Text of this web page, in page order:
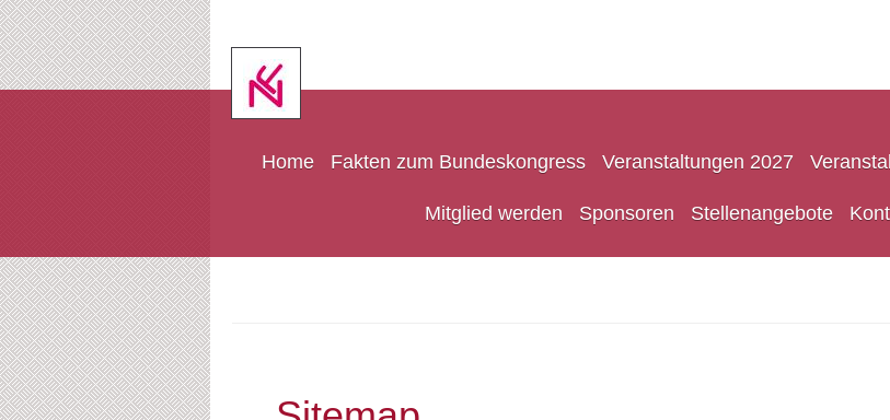
Home Fakten zum Bundeskongress Veranstaltungen 2027
Mitglied werden Sponsoren Stellenangebote